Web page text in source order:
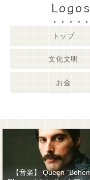
トップ
文化文明
お金
【音楽】 Queen